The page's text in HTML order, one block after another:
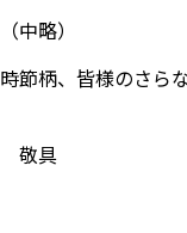
（中略）
時節柄、皆様のさら
敬具